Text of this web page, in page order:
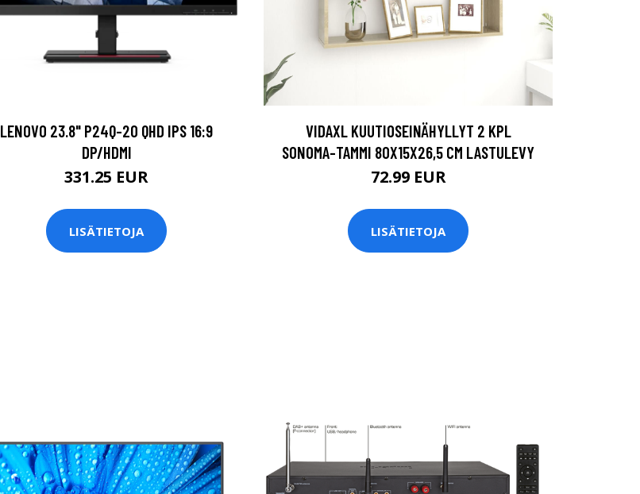
LENOVO 23.8" P24Q-20 QHD IPS 16:9
DP/HDMI
331.25 EUR
LISÄTIETOJA
VIDAXL KUUTIOSEINÄHYLLYT 2 KPL
SONOMA-TAMMI 80X15X26,5 CM LASTULEVY
72.99 EUR
LISÄTIETOJA